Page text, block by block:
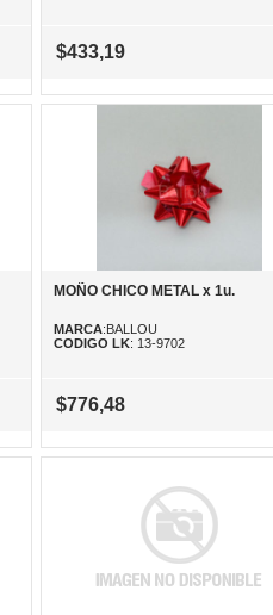
$433,19
MOÑO CHICO METAL x 1u.
MARCA:BALLOU
CODIGO LK: 13-9702
$776,48